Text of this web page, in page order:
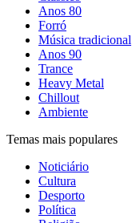
Anos 80
Forró
Música tradicional
Anos 90
Trance
Heavy Metal
Chillout
Ambiente
Temas mais populares
Noticiário
Cultura
Desporto
Política